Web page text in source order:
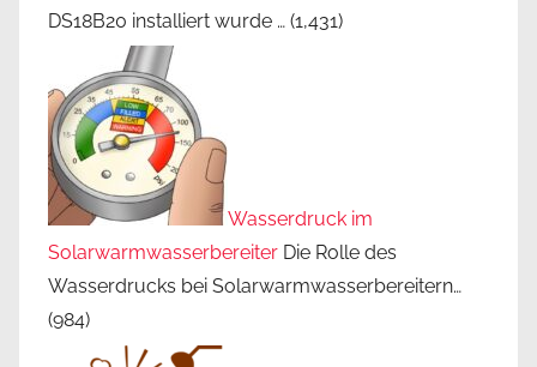
DS18B20 installiert wurde … (1,431)
Wasserdruck im
Solarwarmwasserbereiter Die Rolle des
Wasserdrucks bei Solarwarmwasserbereitern…
(984)